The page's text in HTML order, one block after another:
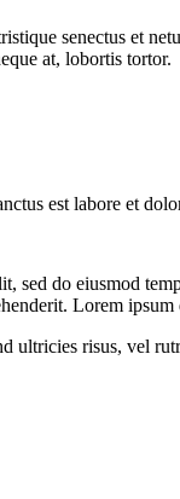
senectus et
at, lobortis tortor.
est labore et
sed do eiusmod
Lorem
ultricies risus, vel